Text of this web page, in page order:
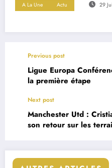
A La Une Actu 29
Previous post
Ligue Europa
la première étape
Next post
Manchester Utd :
son retour sur les